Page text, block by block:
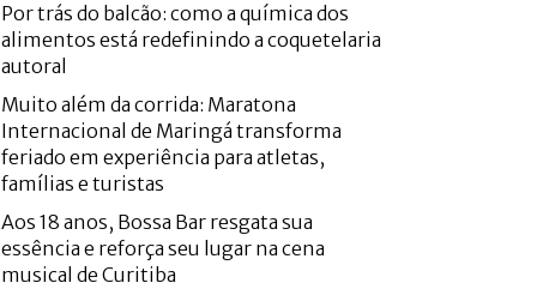
Por trás do balcão: como a química dos
alimentos está redefinindo a coquetelaria
autoral
Muito além da corrida: Maratona
Internacional de Maringá transforma
feriado em experiência para atletas,
famílias e turistas
Aos 18 anos, Bossa Bar resgata sua
essência e reforça seu lugar na cena
musical de Curitiba